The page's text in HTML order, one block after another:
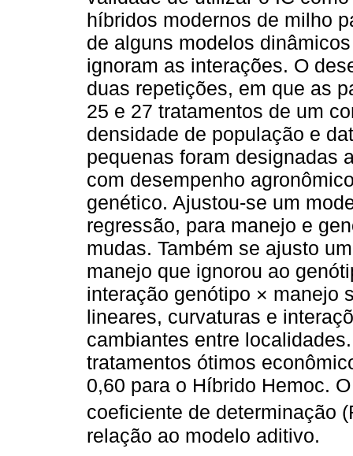
híbridos modernos de milho
de alguns modelos
ignoram as interações. O
duas repetições, em que as
25 e 27 tratamentos de um
densidade de população e
pequenas foram designadas
com desempenho
genético. Ajustou-se um
regressão, para manejo e
mudas. Também se ajusto
manejo que ignorou ao
interação genótipo × manejo
lineares, curvaturas e
cambiantes entre
tratamentos ótimos
0,60 para o Híbrido Hemoc.
coeficiente de determinação
relação ao modelo aditivo.